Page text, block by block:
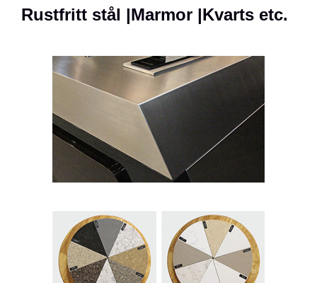
Rustfritt stål |Marmor |Kvarts etc.